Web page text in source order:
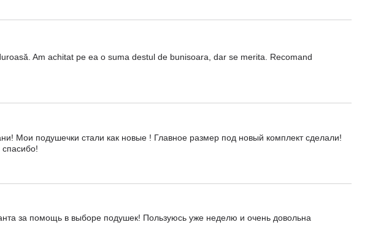
Am achitat pe ea o suma destul de bunisoara, dar se merita. Recomand
Мои подушечки стали как новые ! Главное размер под новый комплект сделали!
за помощь в выборе подушек! Пользуюсь уже неделю и очень довольна